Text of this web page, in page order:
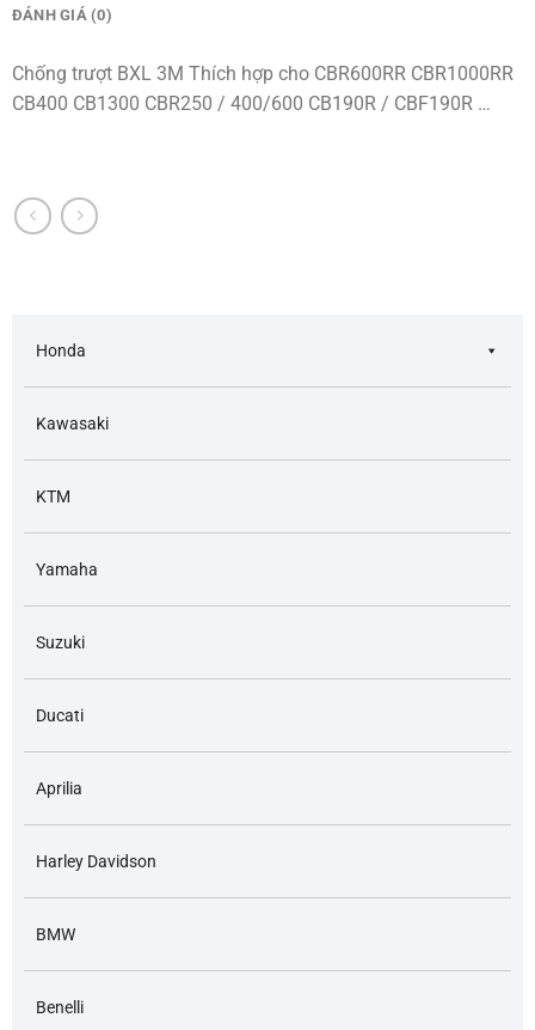
ĐÁNH GIÁ (0)
Chống trượt BXL 3M Thích hợp cho CBR600RR CBR1000RR
CB400 CB1300 CBR250 / 400/600 CB190R / CBF190R …
Honda
Kawasaki
KTM
Yamaha
Suzuki
Ducati
Aprilia
Harley Davidson
BMW
Benelli